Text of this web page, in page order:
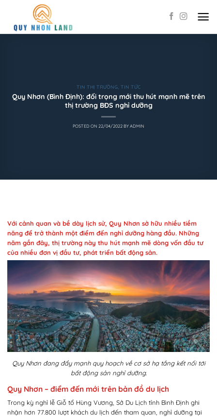
content
TIN THỊ TRƯỜNG, TIN TỨC
Quy Nhơn (Bình Định): đối trọng mới thu hút mạnh mẽ trên
thị trường BĐS nghỉ dưỡng
POSTED ON 22/04/2022BYADMIN
Với cảnh quan và bề dày lịch sử, Quy Nhơn sở hữu nhiều tiềm
năng để trở thành một điểm đến nghỉ dưỡng hàng đầu. Những
năm gần đây, thị trường này thu hút mạnh mẽ dòng vốn đầu tư
của nhiều đơn vị đầu tư, phát triển bất động sản.
Quy Nhơn đang đẩy mạnh quy hoạch về cơ sở hạ tầng kết nối tới
bất động sản nghỉ dưỡng.
Quy Nhơn – điểm đến mới trên bản đồ du lịch
Trong kỳ nghỉ lễ Giỗ tổ Hùng Vương, Sở Du Lịch tỉnh Bình Định ghi
nhận hơn 77.800 lượt khách du lịch đến tham quan, nghỉ dưỡng tại